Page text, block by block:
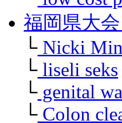
福岡県大
└ Nicki
└ liseli seks
└ genital
└ Colon